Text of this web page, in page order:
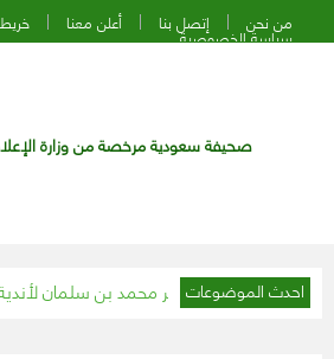
من نحن إتصل بنا أعلن معنا
سياسة الخصوصية
صحيفة سعودية مرخصة من وزارة
احدث الموضوعات